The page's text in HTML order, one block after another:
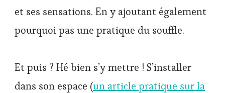
et ses sensations. En y ajoutant également
pourquoi pas une pratique du souffle.
Et puis ? Hé bien s’y mettre ! S’installer
dans son espace (un article pratique sur la